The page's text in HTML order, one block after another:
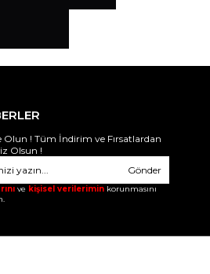
! Tüm İndirim ve Fırsatlardan
Olsun !
Gönder
ve kişisel verileriminkorunmasını